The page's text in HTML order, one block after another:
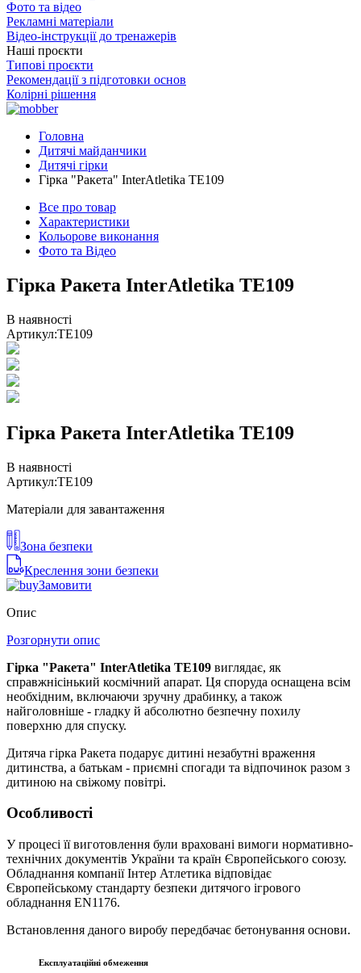
Фото та відео
Рекламні матеріали
Відео-інструкції до тренажерів
Наші проєкти
Типові проєкти
Рекомендації з підготовки основ
Колірні рішення
Головна
Дитячі майданчики
Дитячі гірки
Гірка "Ракета" InterAtletika TE109
Все про товар
Характеристики
Кольорове виконання
Фото та Відео
Гірка Ракета InterAtletika TE109
В наявності
Артикул:TE109
Гірка Ракета InterAtletika TE109
В наявності
Артикул:TE109
Матеріали для завантаження
Зона безпеки
Креслення зони безпеки
Замовити
Опис
Розгорнути опис
Гірка "Ракета" InterAtletika TE109 виглядає, як
справжнісінький космічний апарат. Ця споруда оснащена всім
необхідним, включаючи зручну драбинку, а також
найголовніше - гладку й абсолютно безпечну похилу
поверхню для спуску.
Дитяча гірка Ракета подарує дитині незабутні враження
дитинства, а батькам - приємні спогади та відпочинок разом з
дитиною на свіжому повітрі.
Особливості
У процесі її виготовлення були враховані вимоги нормативно-
технічних документів України та країн Європейського союзу.
Обладнання компанії Інтер Атлетика відповідає
Європейському стандарту безпеки дитячого ігрового
обладнання EN1176.
Встановлення даного виробу передбачає бетонування основи.
Експлуатаційні обмеження